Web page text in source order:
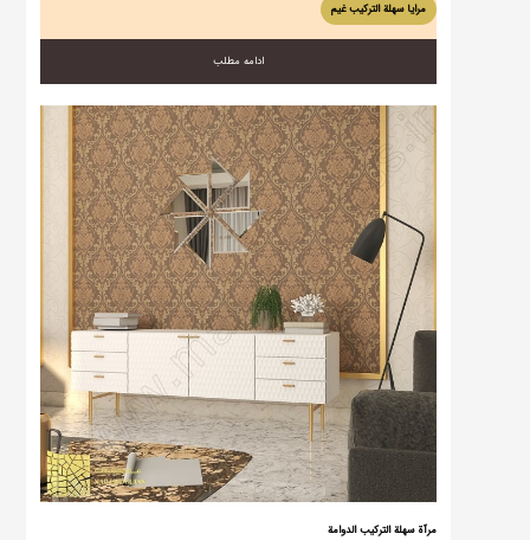
مرایا سهلة التركيب غيم
ادامه مطلب
مرآة سهلة التركيب الدوامة